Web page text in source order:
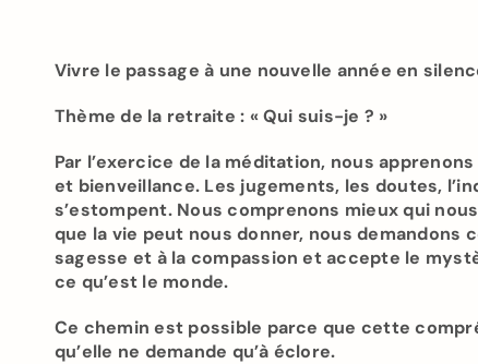
Vivre le passage à une nouvelle année en
Thème de la retraite : « Qui suis-je ? »
Par l’exercice de la méditation, nous
et bienveillance. Les jugements, les doutes,
s’estompent. Nous comprenons mieux qui
que la vie peut nous donner, nous demandons
sagesse et à la compassion et accepte le
ce qu’est le monde.
Ce chemin est possible parce que cette
qu’elle ne demande qu’à éclore.